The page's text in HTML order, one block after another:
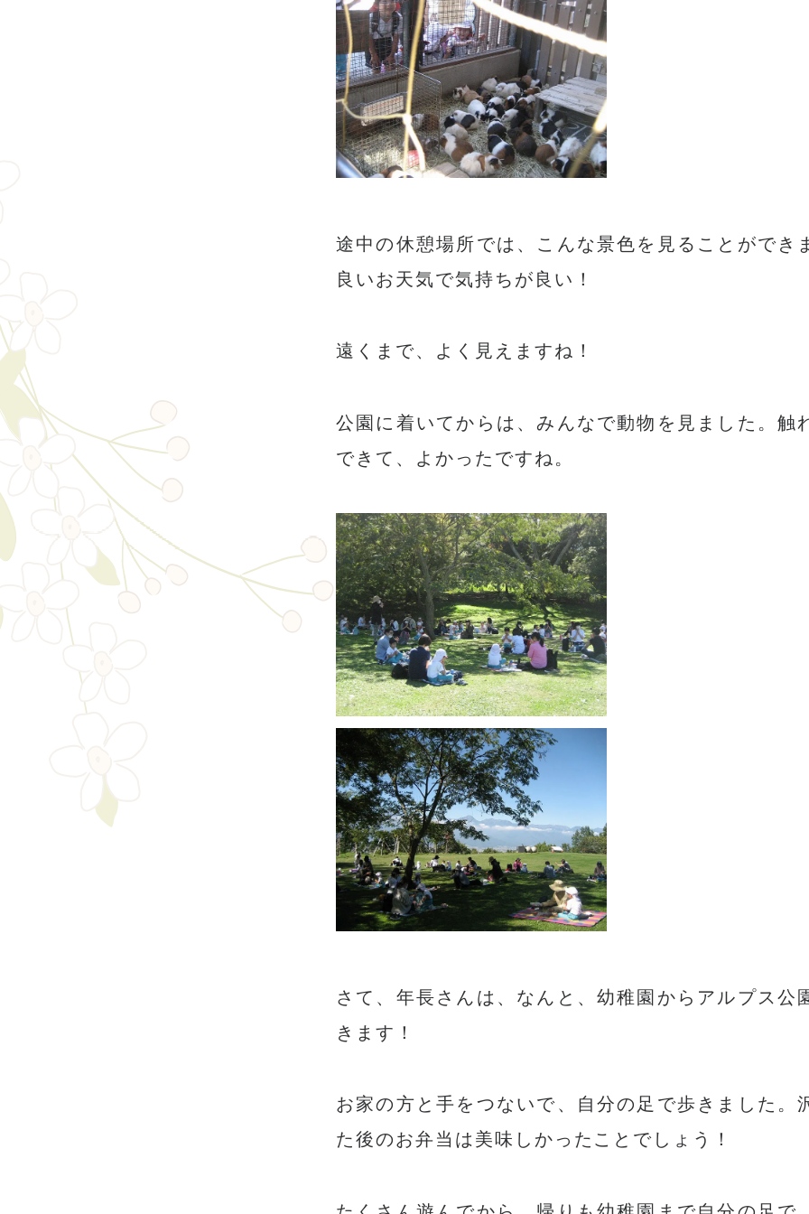
途中の休憩場所では、こんな景色を見ることがで
良いお天気で気持ちが良い！
遠くまで、よく見えますね！
公園に着いてからは、みんなで動物を見ました。触
できて、よかったですね。
さて、年長さんは、なんと、幼稚園からアルプス公
きます！
お家の方と手をつないで、自分の足で歩きました。
た後のお弁当は美味しかったことでしょう！